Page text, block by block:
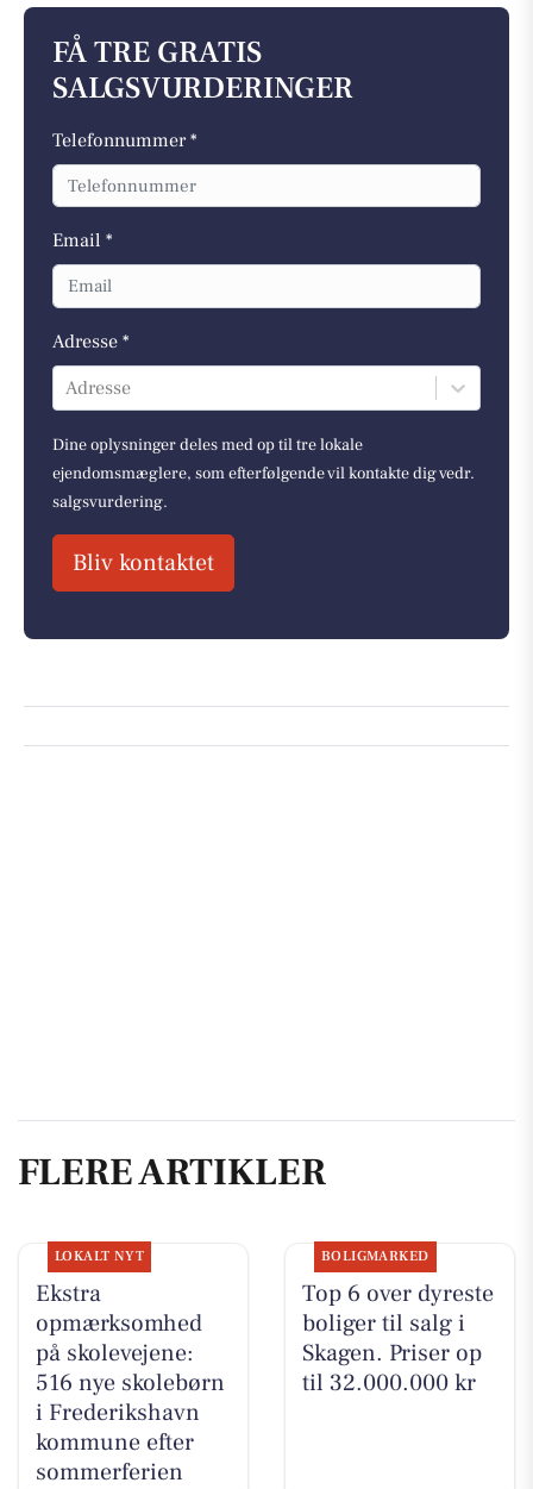
FÅ TRE GRATIS
SALGSVURDERINGER
Telefonnummer *
Email *
Adresse *
Adresse
Dine oplysninger deles med op til tre lokale
ejendomsmæglere, som efterfølgende vil kontakte dig vedr.
salgsvurdering.
Bliv kontaktet
FLERE ARTIKLER
LOKALT NYT
Ekstra
opmærksomhed
på skolevejene:
516 nye skolebørn
i Frederikshavn
kommune efter
sommerferien
BOLIGMARKED
Top 6 over dyreste
boliger til salg i
Skagen. Priser op
til 32.000.000 kr